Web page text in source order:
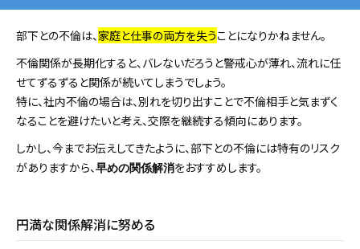
部下との不倫は、 家庭と仕事の両方を失うことになりかねません。
不倫関係が長期化すると、バレないだろうと警戒心が薄れ、流れに任
せてずるずると関係が続いてしまうでしょう。
特に、社内不倫の場合は、別れを切り出すことで不倫相手と気まずく
なることを避けたいと考え、交際を継続する傾向にあります。
しかし、今までお伝えしてきたように、部下との不倫には特有のリスク
がありますから、 早めの関係解消をおすすめします。
円満な関係解消に努める